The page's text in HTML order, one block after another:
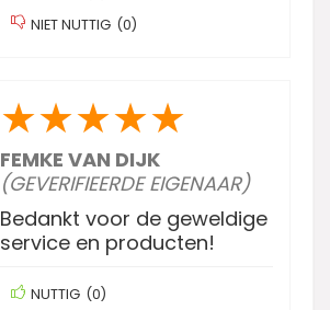
NIET NUTTIG (0)
★★★★★
FEMKE VAN DIJK
(GEVERIFIEERDE EIGENAAR)
Bedankt voor de geweldige
service en producten!
NUTTIG (0)